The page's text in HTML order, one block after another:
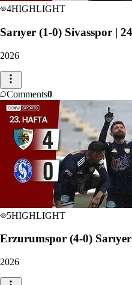
4HIGHLIGHT
Sarıyer (1-0) Sivasspor |
2026
Comments0
5HIGHLIGHT
Erzurumspor (4-0)
2026